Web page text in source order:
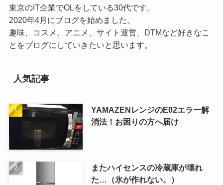
東京のIT企業でOLをしている30代です。
2020年4月にブログを始めました。
趣味、コスメ、アニメ、サイト運営、DTMなど好きなこ
とをブログにしていきたいと思います。
人気記事
YAMAZENレンジのE02エラー解
消法！お困りの方へ届け
またハイセンスの冷蔵庫が壊れ
た…（氷が作れない。）